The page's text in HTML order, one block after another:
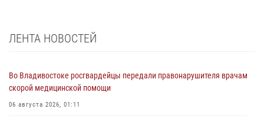
ЛЕНТА НОВОСТЕЙ
Во Владивостоке росгвардейцы передали правонарушителя врачам
скорой медицинской помощи
06 августа 2026, 01:11